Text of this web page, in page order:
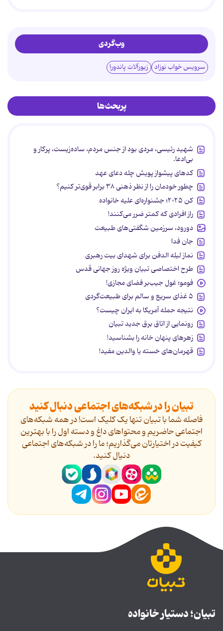
وب‌گردی
سرویس خواب نوزاد زیورآلات پاندورا
پربحث‌ها
شهید رئیسی، مردی بود از جنس مردم، ساده‌زیست، پرکار و
بی‌ادعا.
کدهای پیشواز پویش چله دعای عهد
چطور خودمان را از نظر ذهنی ۳۸ برابر قوی‌تر کنیم؟
کن ۲۰۲۵؛ جشنواره‌ای علیه خانواده
راز افرادی که کمتر ضرر می‌کنند!
دورود، سرزمین شگفتی‌های طبیعت
جان فدا
نماز لیله الدفن برای شهدای بیت رهبری
طرح اختصاصی تبیان ویژه روز جهانی قدس
فومو؛ غول جیب‌بر فضای مجازی!
۵ غذای سریع و سالم برای طبیعت‌گردی
نتیجه حمله آمریکا به ایران چیست؟
رونمایی از اتاق برق جدید تبیان
زهرهای پنهان خانه را بشناسید!
قهرمان‌های خسته یا والدین مفید!
تبیان را در شبکه‌های اجتماعی دنبال کنید
فاصله شما با تبیان تنها یک کلیک است! در همه شبکه‌های
اجتماعی حاضریم و محتواهای داغ و دسته اول را با بهترین
کیفیت در اختیارتان می‌گذاریم؛ ما را در شبکه‌های اجتماعی
دنیال کنید.
تبیان؛ دستیار خانواده